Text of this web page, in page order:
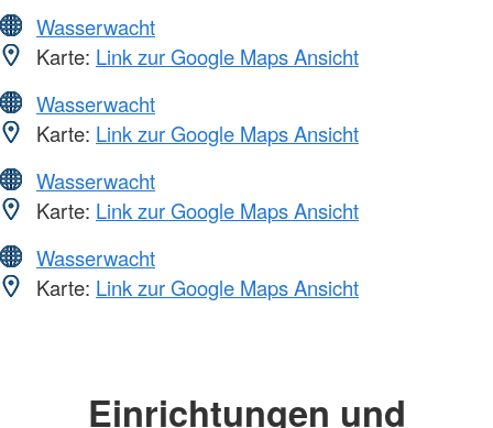
Wasserwacht
Karte: Link zur Google Maps Ansicht
Wasserwacht
Karte: Link zur Google Maps Ansicht
Wasserwacht
Karte: Link zur Google Maps Ansicht
Wasserwacht
Karte: Link zur Google Maps Ansicht
Einrichtungen und